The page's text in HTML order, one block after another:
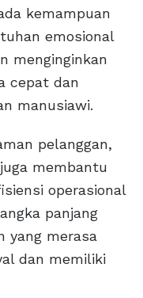
kemampuan
emosional
menginginkan
cepat dan
manusiawi.
pelanggan,
membantu
operasional
panjang
yang merasa
dan memiliki